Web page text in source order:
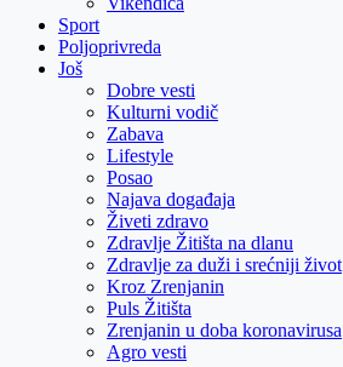
Sport
Poljoprivreda
Još
Dobre vesti
Kulturni vodič
Zabava
Lifestyle
Posao
Najava događaja
Živeti zdravo
Zdravlje Žitišta na dlanu
Zdravlje za duži i srećniji život
Kroz Zrenjanin
Puls Žitišta
Zrenjanin u doba koronavirusa
Agro vesti